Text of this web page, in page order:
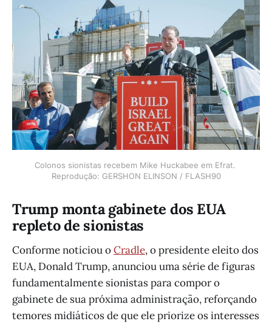
Colonos sionistas recebem Mike Huckabee em Efrat.
Reprodução: GERSHON ELINSON / FLASH90
Trump monta gabinete dos EUA
repleto de sionistas
Conforme noticiou oCradle, o presidente eleito dos
EUA, Donald Trump, anunciou uma série de figuras
fundamentalmente sionistas para compor o
gabinete de sua próxima administração, reforçando
temores midiáticos de que ele priorize os interesses